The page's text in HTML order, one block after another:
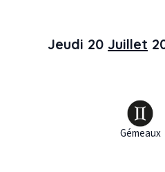
Jeudi 20 Juillet
Gémeaux